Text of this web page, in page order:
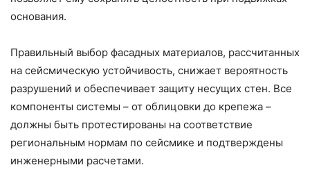
основания.
Правильный выбор фасадных материалов, рассчитанных
на сейсмическую устойчивость, снижает вероятность
разрушений и обеспечивает защиту несущих стен. Все
компоненты системы – от облицовки до крепежа –
должны быть протестированы на соответствие
региональным нормам по сейсмике и подтверждены
инженерными расчетами.